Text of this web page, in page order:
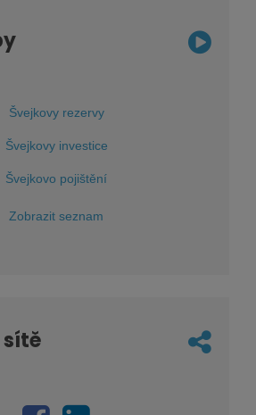
Švejkovy rezervy
Švejkovy investice
Švejkovo pojištění
Zobrazit seznam
sítě